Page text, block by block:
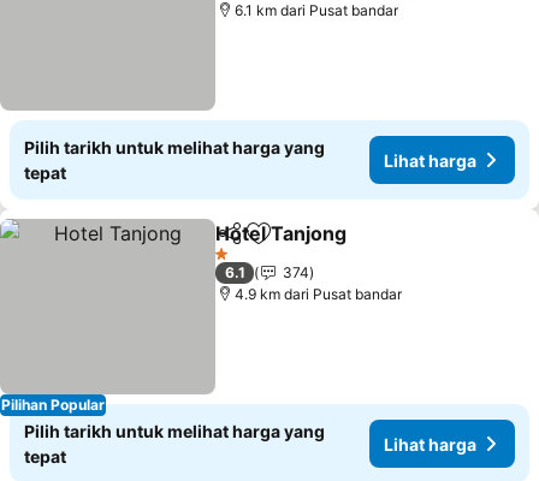
6.1 km dari Pusat bandar
Pilih tarikh untuk melihat harga yang
tepat
Lihat harga
Pilihan Popular
KongsiTambah ke favorit
Hotel Tanjong
1 Bintang
6.1
374
4.9 km dari Pusat bandar
Pilih tarikh untuk melihat harga yang
tepat
Lihat harga